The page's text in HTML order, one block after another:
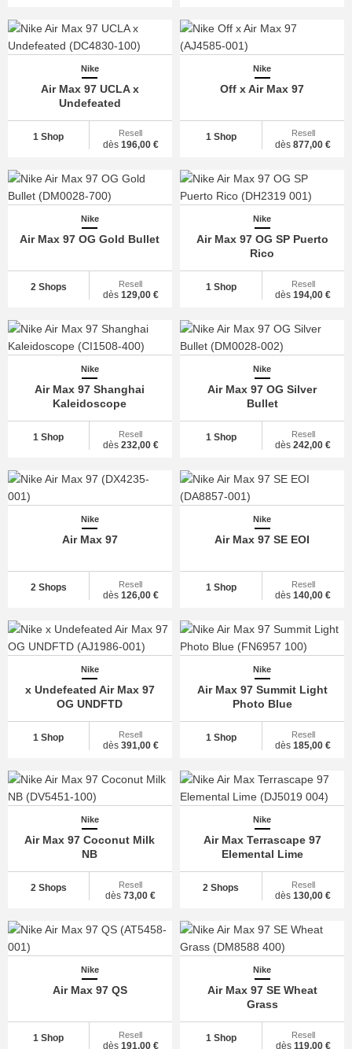
Nike
Air Max 97 UCLA x
Undefeated
1 Shop
Resell
dès196,00 €
Nike
Off x Air Max 97
1 Shop
Resell
dès 877,00 €
Nike
Air Max 97 OG Gold Bullet
2 Shops
Resell
dès129,00 €
Nike
Air Max 97 OG SP Puerto
Rico
1 Shop
Resell
dès 194,00 €
Nike
Air Max 97 Shanghai
Kaleidoscope
1 Shop
Resell
dès232,00 €
Nike
Air Max 97 OG Silver
Bullet
1 Shop
Resell
dès 242,00 €
Nike
Air Max 97
2 Shops
Resell
dès126,00 €
Nike
Air Max 97 SE EOI
1 Shop
Resell
dès 140,00 €
Nike
x Undefeated Air Max 97
OG UNDFTD
1 Shop
Resell
dès391,00 €
Nike
Air Max 97 Summit Light
Photo Blue
1 Shop
Resell
dès 185,00 €
Nike
Air Max 97 Coconut Milk
NB
2 Shops
Resell
dès 73,00 €
Nike
Air Max Terrascape 97
Elemental Lime
2 Shops
Resell
dès 130,00 €
Nike
Air Max 97 QS
1 Shop
Resell
dès191,00 €
Nike
Air Max 97 SE Wheat
Grass
1 Shop
Resell
dès119,00 €